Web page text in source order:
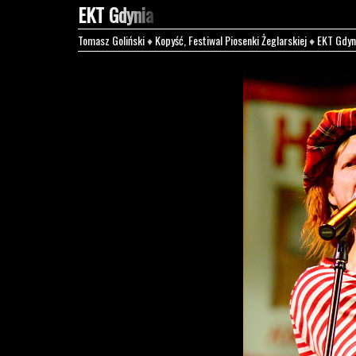
EKT Gdynia
Tomasz Goliński♦Kopyść, Festiwal Piosenki Żeglarskiej♦EKT